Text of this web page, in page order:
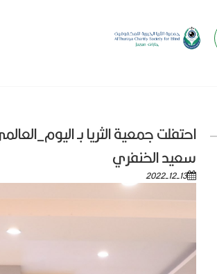
احتفلت جمعية الثريا بـ
سعيد الخنفري
2022-12-13